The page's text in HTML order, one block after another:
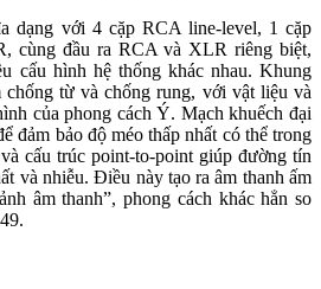
dạng với 4 cặp RCA line-level, 1 cặp
cùng đầu ra RCA và XLR riêng biệt,
cấu hình hệ thống khác nhau. Khung
chống từ và chống rung, với vật liệu và
của phong cách Ý. Mạch khuếch đại
đảm bảo độ méo thấp nhất có thể trong
cấu trúc point-to-point giúp đường tín
và nhiễu. Điều này tạo ra âm thanh ấm
âm thanh”, phong cách khác hẳn so